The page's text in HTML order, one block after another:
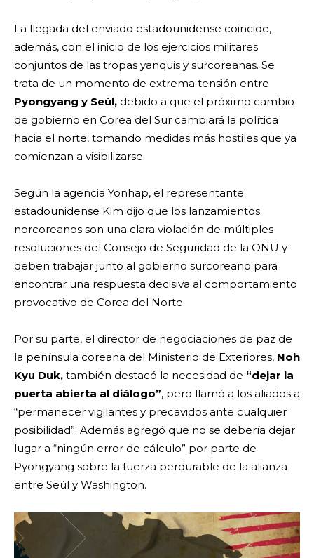
La llegada del enviado estadounidense coincide,
además, con el inicio de los ejercicios militares
conjuntos de las tropas yanquis y surcoreanas. Se
trata de un momento de extrema tensión entre
Pyongyang y Seúl, debido a que el próximo cambio
de gobierno en Corea del Sur cambiará la política
hacia el norte, tomando medidas más hostiles que ya
comienzan a visibilizarse.
Según la agencia Yonhap, el representante
estadounidense Kim dijo que los lanzamientos
norcoreanos son una clara violación de múltiples
resoluciones del Consejo de Seguridad de la ONU y
deben trabajar junto al gobierno surcoreano para
encontrar una respuesta decisiva al comportamiento
provocativo de Corea del Norte.
Por su parte, el director de negociaciones de paz de
la península coreana del Ministerio de Exteriores, Noh
Kyu Duk, también destacó la necesidad de “dejar la
puerta abierta al diálogo”, pero llamó a los aliados a
“permanecer vigilantes y precavidos ante cualquier
posibilidad”. Además agregó que no se debería dejar
lugar a “ningún error de cálculo” por parte de
Pyongyang sobre la fuerza perdurable de la alianza
entre Seúl y Washington.